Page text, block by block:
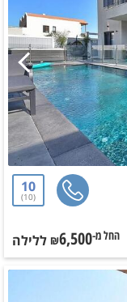
10
10
החל מ-₪6,500 ללילה